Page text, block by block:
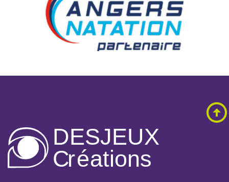
DESJEUX
Créations